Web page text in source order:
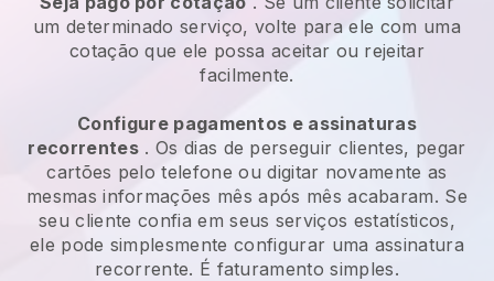
um determinado serviço, volte para ele com uma
cotação que ele possa aceitar ou rejeitar
facilmente.
Configure pagamentos e assinaturas
recorrentes . Os dias de perseguir clientes, pegar
cartões pelo telefone ou digitar novamente as
mesmas informações mês após mês acabaram. Se
seu cliente confia em seus serviços estatísticos,
ele pode simplesmente configurar uma assinatura
recorrente. É faturamento simples.